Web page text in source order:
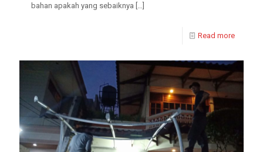
bahan apakah yang sebaiknya […]
Read more